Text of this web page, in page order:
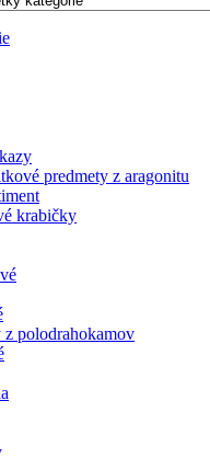
predmety z aragonitu
krabičky
z polodrahokamov